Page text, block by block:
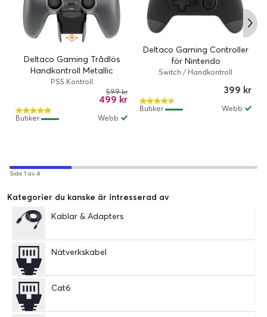
Deltaco Gaming Trådlös
Handkontroll Metallic
Painted (PS5) - Steel Gray
PS5 Kontroll
499 kr
599 kr
Webb
Butiker
Deltaco Gaming Controller
för Nintendo
Switch/PC/Android /
Bluetooth 2.1 / ABS Plast -
Switch / Handkontroll
399 kr
Webb
Butiker
Sida 1 av 4
Kategorier du kanske är intresserad av
Kablar & Adapters
Nätverkskabel
Cat6